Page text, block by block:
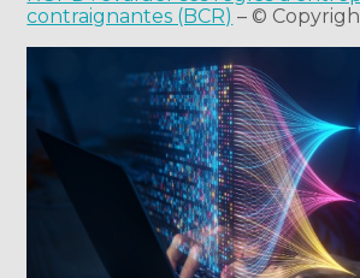
contraignantes (BCR) – ©